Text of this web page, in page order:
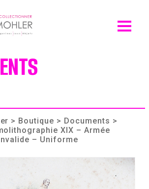
> Boutique > Documents >
XIX – Armée
– Uniforme